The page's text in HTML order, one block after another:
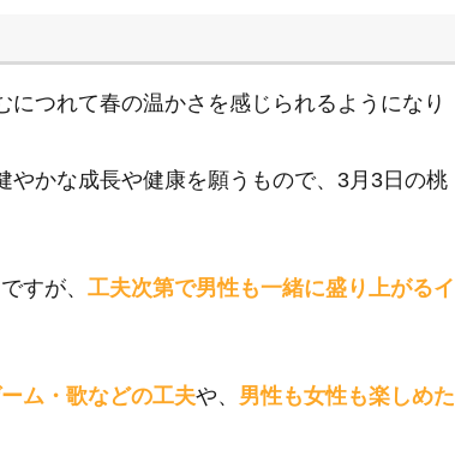
つれて春の温かさを感じられるようになり
やかな成長や健康を願うもので、3月3日の桃
すが、 工夫次第で男性も一緒に盛り上がるイ
ム・歌などの工夫や、 男性も女性も楽しめた